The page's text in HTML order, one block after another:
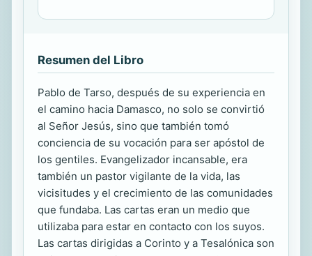
Resumen del Libro
Pablo de Tarso, después de su experiencia en
el camino hacia Damasco, no solo se convirtió
al Señor Jesús, sino que también tomó
conciencia de su vocación para ser apóstol de
los gentiles. Evangelizador incansable, era
también un pastor vigilante de la vida, las
vicisitudes y el crecimiento de las comunidades
que fundaba. Las cartas eran un medio que
utilizaba para estar en contacto con los suyos.
Las cartas dirigidas a Corinto y a Tesalónica son